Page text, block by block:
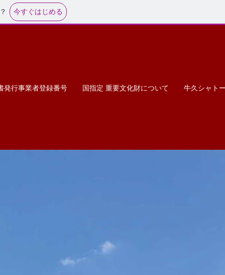
今すぐはじめる
発行事業者登録番号 国指定 重要文化財について 牛久シャト